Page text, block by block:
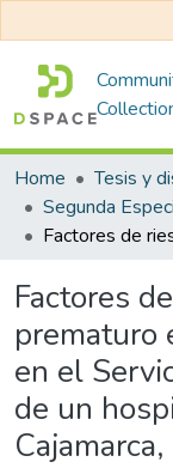
Home Tesis y
Factores
prematuro
en el
de un